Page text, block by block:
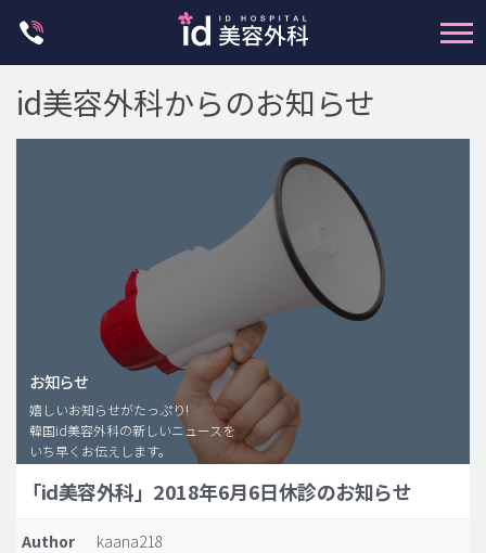
二重・目元整形
脂肪注入(アンチエイジング)
豊胸手術・バストアップ
プチ整形
id美容外科からのお知らせ
お知らせ
嬉しいお知らせがたっぷり!
韓国id美容外科の新しいニュースを
いち早くお伝えします。
「id美容外科」2018年6月6日休診のお知らせ
Author
kaana218